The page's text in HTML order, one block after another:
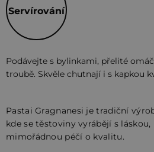
Servírování
Podávejte s bylinkami, přelité
troubě. Skvěle chutnají i s kapkou
Pastai Gragnanesi je tradiční
kde se těstoviny vyrábějí s
mimořádnou péčí o kvalitu.